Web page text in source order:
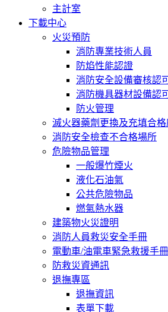
主計室
下載中心
火災預防
消防專業技術人員
防焰性能認證
消防安全設備審核認
消防機具器材設備認
防火管理
滅火器藥劑更換及充填合格
消防安全檢查不合格場所
危險物品管理
一般爆竹煙火
液化石油氣
公共危險物品
燃氣熱水器
建築物火災證明
消防人員救災安全手冊
電動車/油電車緊急救援手冊
防救災資通訊
退撫專區
退撫資訊
表單下載